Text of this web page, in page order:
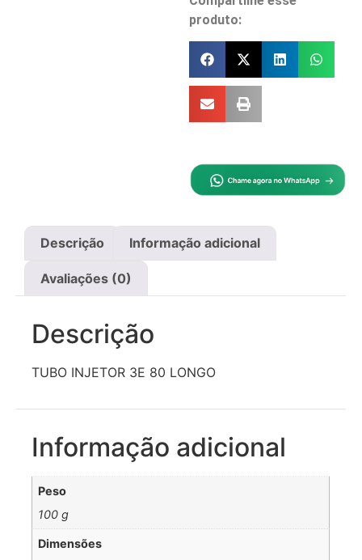
produto:
Descrição Informação adicional
Avaliações (0)
Descrição
TUBO INJETOR 3E 80 LONGO
Informação adicional
Peso
100 g
Dimensões